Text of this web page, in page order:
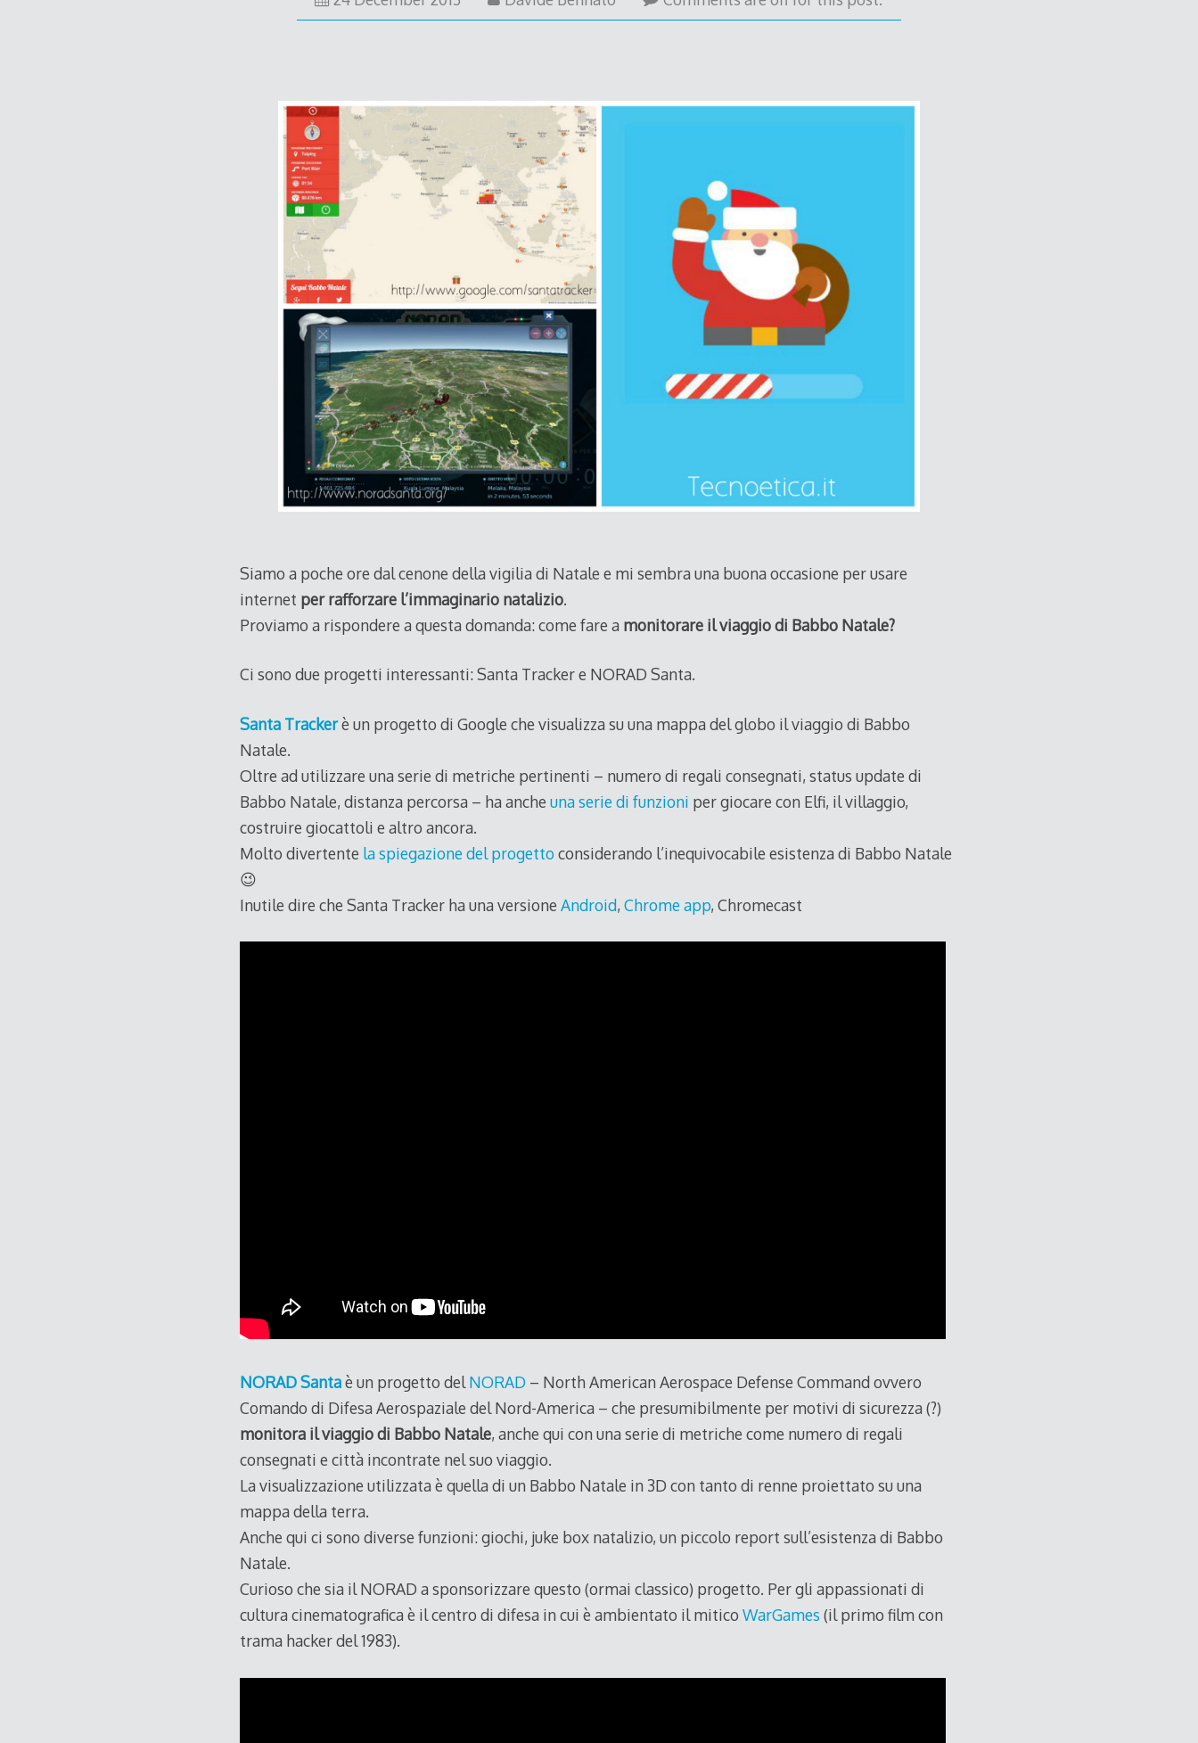
Siamo a poche ore dal cenone della vigilia di Natale e mi sembra una buona occasione per usare
internet per rafforzare l’immaginario natalizio.
Proviamo a rispondere a questa domanda: come fare a monitorare il viaggio di Babbo Natale?
Ci sono due progetti interessanti: Santa Tracker e NORAD Santa.
Santa Trackerè un progetto di Google che visualizza su una mappa del globo il viaggio di Babbo
Natale.
Oltre ad utilizzare una serie di metriche pertinenti – numero di regali consegnati, status update di
Babbo Natale, distanza percorsa – ha anche una serie di funzioni per giocare con Elfi, il villaggio,
costruire giocattoli e altro ancora.
Molto divertente la spiegazione del progettoconsiderando l’inequivocabile esistenza di Babbo Natale
😉
Inutile dire che Santa Tracker ha una versione Android, Chrome app, Chromecast
NORAD Santaè un progetto delNORAD – North American Aerospace Defense Command ovvero
Comando di Difesa Aerospaziale del Nord-America – che presumibilmente per motivi di sicurezza (?)
monitora il viaggio di Babbo Natale, anche qui con una serie di metriche come numero di regali
consegnati e città incontrate nel suo viaggio.
La visualizzazione utilizzata è quella di un Babbo Natale in 3D con tanto di renne proiettato su una
mappa della terra.
Anche qui ci sono diverse funzioni: giochi, juke box natalizio, un piccolo report sull’esistenza di Babbo
Natale.
Curioso che sia il NORAD a sponsorizzare questo (ormai classico) progetto. Per gli appassionati di
cultura cinematografica è il centro di difesa in cui è ambientato il mitico WarGames (il primo film con
trama hacker del 1983).